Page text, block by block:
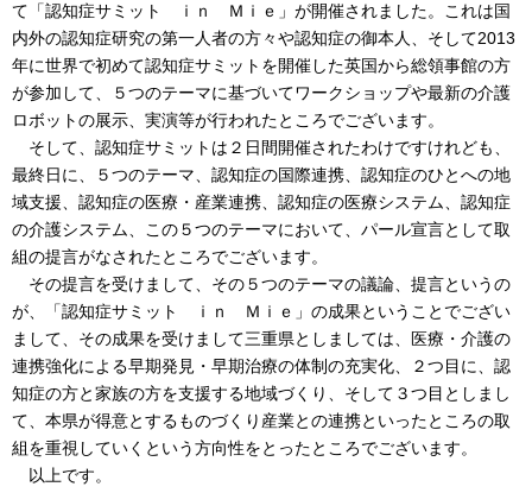
て「認知症サミット ｉｎ Ｍｉｅ」が開催されました。これは国
内外の認知症研究の第一人者の方々や認知症の御本人、そして2013
年に世界で初めて認知症サミットを開催した英国から総領事館の方
が参加して、５つのテーマに基づいてワークショップや最新の介護
ロボットの展示、実演等が行われたところでございます。
そして、認知症サミットは２日間開催されたわけですけれども、
最終日に、５つのテーマ、認知症の国際連携、認知症のひとへの地
域支援、認知症の医療・産業連携、認知症の医療システム、認知症
の介護システム、この５つのテーマにおいて、パール宣言として取
組の提言がなされたところでございます。
その提言を受けまして、その５つのテーマの議論、提言というの
が、「認知症サミット ｉｎ Ｍｉｅ」の成果ということでござい
まして、その成果を受けまして三重県としましては、医療・介護の
連携強化による早期発見・早期治療の体制の充実化、２つ目に、認
知症の方と家族の方を支援する地域づくり、そして３つ目としまし
て、本県が得意とするものづくり産業との連携といったところの取
組を重視していくという方向性をとったところでございます。
以上です。